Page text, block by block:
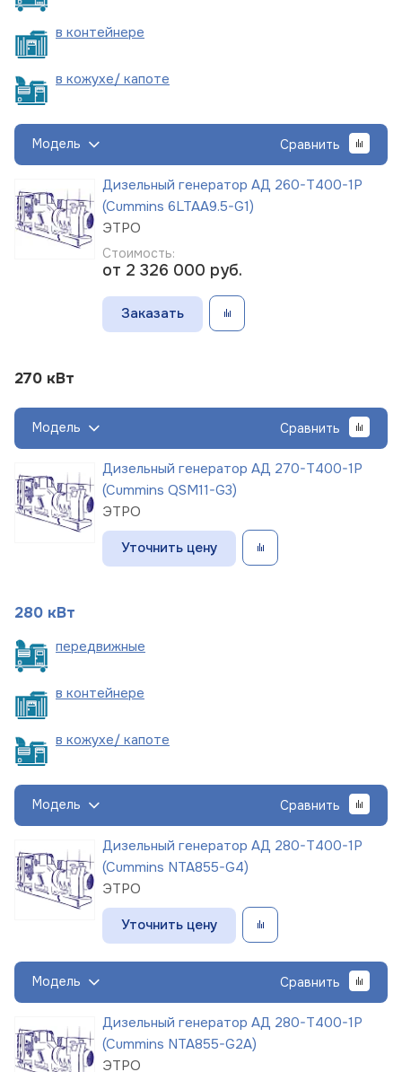
в контейнере
в кожухе/ капоте
Модель Сравнить
Дизельный генератор АД 260-Т400-1Р
(Cummins 6LTAA9.5-G1)
ЭТРО
Стоимость:
от 2 326 000 руб.
Заказать
270 кВт
Модель Сравнить
Дизельный генератор АД 270-Т400-1Р
(Cummins QSM11-G3)
ЭТРО
Уточнить цену
280 кВт
передвижные
в контейнере
в кожухе/ капоте
Модель Сравнить
Дизельный генератор АД 280-Т400-1Р
(Cummins NTA855-G4)
ЭТРО
Уточнить цену
Модель Сравнить
Дизельный генератор АД 280-Т400-1Р
(Cummins NTA855-G2A)
ЭТРО